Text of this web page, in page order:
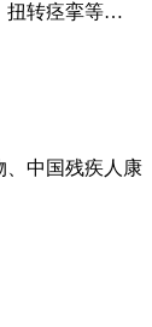
扭转痉挛等…
、中国残疾人康